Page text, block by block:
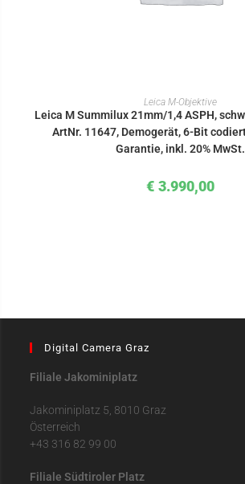
IN DEN WARENKORB
Leica M-Objektive
Leica M Summilux 21mm/1,4 ASPH,
ArtNr. 11647, Demogerät, 6-Bit
Garantie, inkl. 20% MwSt.
€ 3.990,00
Digital Camera Graz
Filiale Jakominiplatz
Jakominiplatz 5, 8010 Graz
Österreich
+43 316 82 99 00
Filiale Südtiroler Platz